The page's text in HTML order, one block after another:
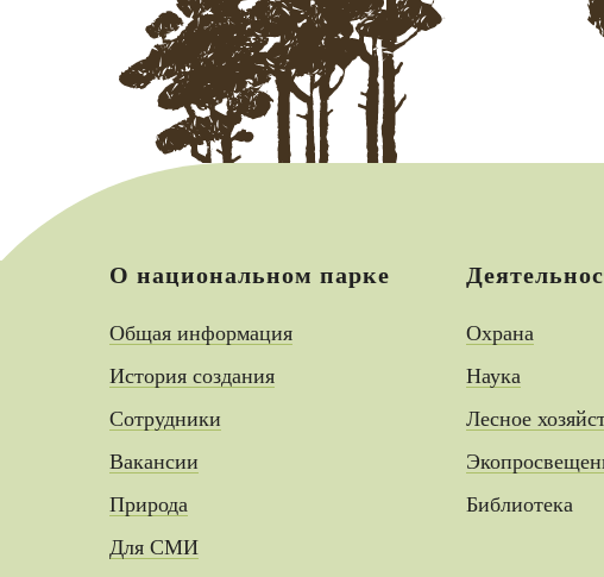
О национальном парке
Общая информация
История создания
Сотрудники
Вакансии
Природа
Для СМИ
Охрана
Наука
Лесное
Библиотека